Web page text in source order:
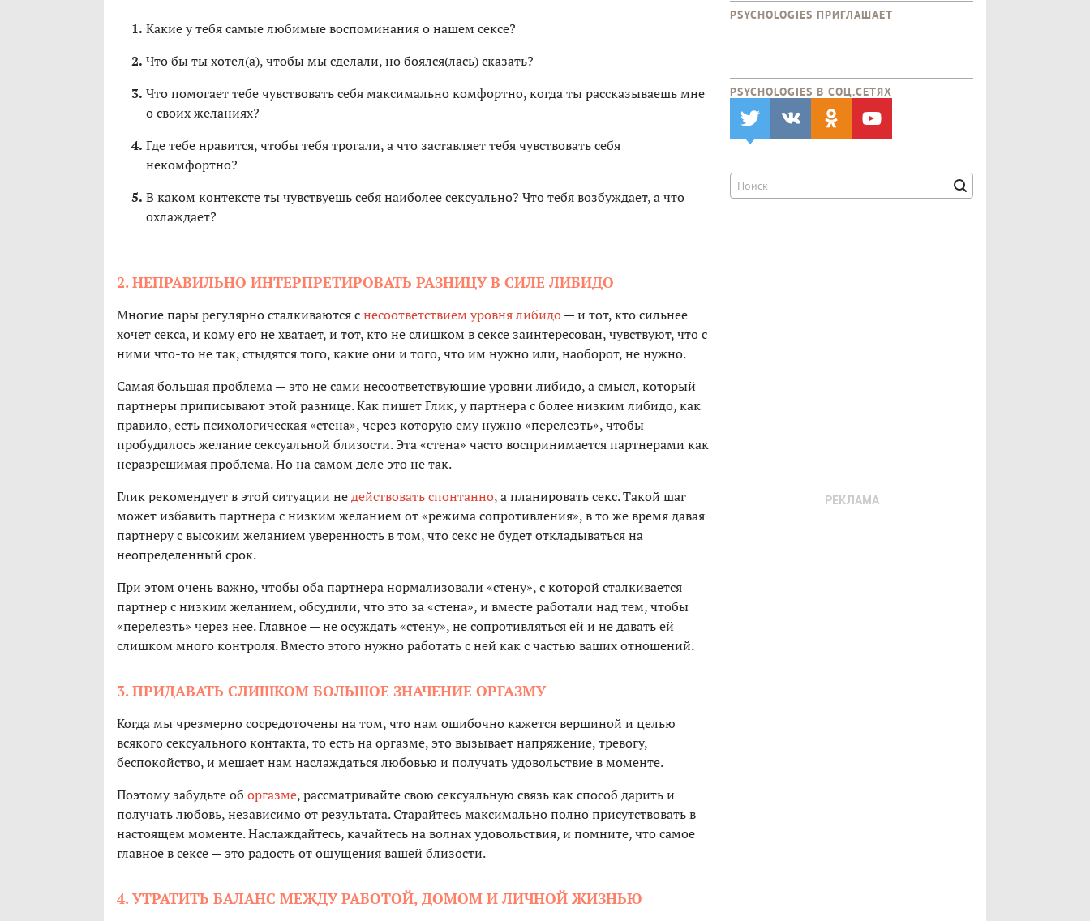
Какие у тебя самые любимые воспоминания о нашем сексе?
Что бы ты хотел(а), чтобы мы сделали, но боялся(лась) сказать?
Что помогает тебе чувствовать себя максимально комфортно, когда ты рассказываешь мне
о своих желаниях?
Где тебе нравится, чтобы тебя трогали, а что заставляет тебя чувствовать себя
некомфортно?
В каком контексте ты чувствуешь себя наиболее сексуально? Что тебя возбуждает, а что
охлаждает?
2. НЕПРАВИЛЬНО ИНТЕРПРЕТИРОВАТЬ РАЗНИЦУ В СИЛЕ ЛИБИДО
Многие пары регулярно сталкиваются снесоответствием уровня либидо— и тот, кто сильнее
хочет секса, и кому его не хватает, и тот, кто не слишком в сексе заинтересован, чувствуют, что с
ними что-то не так, стыдятся того, какие они и того, что им нужно или, наоборот, не нужно.
Самая большая проблема — это не сами несоответствующие уровни либидо, а смысл, который
партнеры приписывают этой разнице. Как пишет Глик, у партнера с более низким либидо, как
правило, есть психологическая «стена», через которую ему нужно «перелезть», чтобы
пробудилось желание сексуальной близости. Эта «стена» часто воспринимается партнерами как
неразрешимая проблема. Но на самом деле это не так.
Глик рекомендует в этой ситуации недействовать спонтанно, а планировать секс. Такой шаг
может избавить партнера с низким желанием от «режима сопротивления», в то же время давая
партнеру с высоким желанием уверенность в том, что секс не будет откладываться на
неопределенный срок.
При этом очень важно, чтобы оба партнера нормализовали «стену», с которой сталкивается
партнер с низким желанием, обсудили, что это за «стена», и вместе работали над тем, чтобы
«перелезть» через нее. Главное — не осуждать «стену», не сопротивляться ей и не давать ей
слишком много контроля. Вместо этого нужно работать с ней как с частью ваших отношений.
3. ПРИДАВАТЬ СЛИШКОМ БОЛЬШОЕ ЗНАЧЕНИЕ ОРГАЗМУ
Когда мы чрезмерно сосредоточены на том, что нам ошибочно кажется вершиной и целью
всякого сексуального контакта, то есть на оргазме, это вызывает напряжение, тревогу,
беспокойство, и мешает нам наслаждаться любовью и получать удовольствие в моменте.
Поэтому забудьте об оргазме, рассматривайте свою сексуальную связь как способ дарить и
получать любовь, независимо от результата. Старайтесь максимально полно присутствовать в
настоящем моменте. Наслаждайтесь, качайтесь на волнах удовольствия, и помните, что самое
главное в сексе — это радость от ощущения вашей близости.
4. УТРАТИТЬ БАЛАНС МЕЖДУ РАБОТОЙ, ДОМОМ И ЛИЧНОЙ ЖИЗНЬЮ
PSYCHOLOGIES ПРИГЛАШАЕТ
PSYCHOLOGIES В CОЦ.СЕТЯХ